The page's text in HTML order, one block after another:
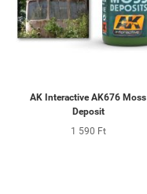
AK Interactive AK676 Moss
Deposit
1 590 Ft